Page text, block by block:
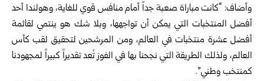
وأضاف: “كانت مباراة صعبة جداً أمام منافس قوي للغاية، وهولندا أحد
أفضل المنتخبات التي يمكن أن تواجهها، وبلا شك هو ينتمي لقائمة
أفضل عشرة منتخبات في العالم، ومن المرشحين لتحقيق لقب كأس
العالم، ولذلك الطريقة التي نجحنا بها في الفوز تُعد تقديراً كبيراً لمجهودنا
كمنتخب وطني”.